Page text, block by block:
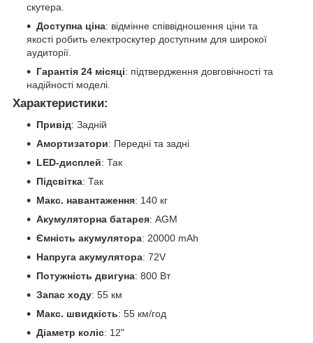
скутера.
Доступна ціна: відмінне співвідношення ціни та
якості робить електроскутер доступним для широкої
аудиторії.
Гарантія 24 місяці: підтвердження довговічності та
надійності моделі.
Характеристики:
Привід: Задній
Амортизатори: Передні та задні
LED-дисплей: Так
Підсвітка: Так
Макс. навантаження: 140 кг
Акумуляторна батарея: AGM
Ємність акумулятора: 20000 mAh
Напруга акумулятора: 72V
Потужність двигуна: 800 Вт
Запас ходу: 55 км
Макс. швидкість: 55 км/год
Діаметр коліс: 12"